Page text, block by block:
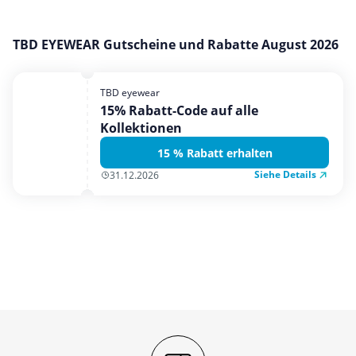
Mode & Accessoires
Sport & Freizeit
Urlaub & Reise
TBD EYEWEAR Gutscheine und Rabatte August 2026
TBD eyewear
15% Rabatt-Code auf alle
Kollektionen
15 % Rabatt erhalten
31.12.2026 Siehe Details